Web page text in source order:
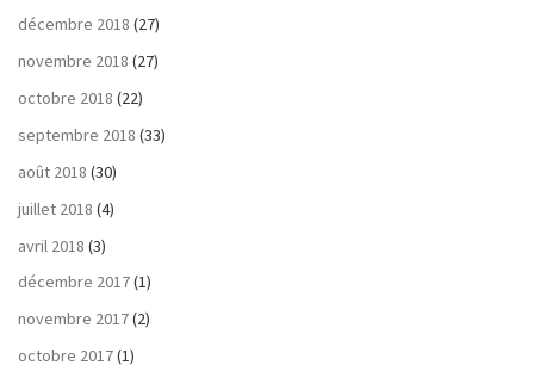
décembre 2018 (27)
novembre 2018 (27)
octobre 2018 (22)
septembre 2018 (33)
août 2018 (30)
juillet 2018 (4)
avril 2018 (3)
décembre 2017(1)
novembre 2017(2)
octobre 2017(1)